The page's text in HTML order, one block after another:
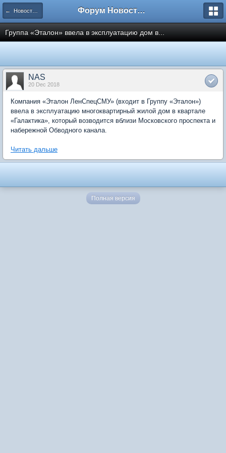
← Новости рынка недвижимости Форум Новостройки
Группа «Эталон» ввела в эксплуатацию дом в...
NAS
20 Dec 2018
Компания «Эталон ЛенСпецСМУ» (входит в Группу «Эталон»)
ввела в эксплуатацию многоквартирный жилой дом в квартале
«Галактика», который возводится вблизи Московского проспекта и
набережной Обводного канала.
Читать дальше
Полная версия